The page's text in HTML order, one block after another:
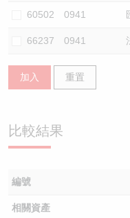
60502 0941
66237 0941
加入 重置
比較結果
編號
相關資產